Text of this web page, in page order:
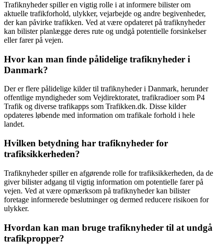
Trafiknyheder spiller en vigtig rolle i at informere bilister om
aktuelle trafikforhold, ulykker, vejarbejde og andre begivenheder,
der kan påvirke trafikken. Ved at være opdateret på trafiknyheder
kan bilister planlægge deres rute og undgå potentielle forsinkelser
eller farer på vejen.
Hvor kan man finde pålidelige trafiknyheder i
Danmark?
Der er flere pålidelige kilder til trafiknyheder i Danmark, herunder
offentlige myndigheder som Vejdirektoratet, trafikradioer som P4
Trafik og diverse trafikapps som Trafikken.dk. Disse kilder
opdateres løbende med information om trafikale forhold i hele
landet.
Hvilken betydning har trafiknyheder for
trafiksikkerheden?
Trafiknyheder spiller en afgørende rolle for trafiksikkerheden, da de
giver bilister adgang til vigtig information om potentielle farer på
vejen. Ved at være opmærksom på trafiknyheder kan bilister
foretage informerede beslutninger og dermed reducere risikoen for
ulykker.
Hvordan kan man bruge trafiknyheder til at undgå
trafikpropper?